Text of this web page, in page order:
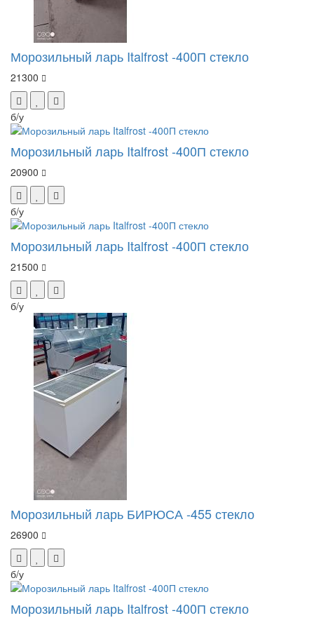
Морозильный ларь Italfrost -400П стекло
21300
б/у
Морозильный ларь Italfrost -400П стекло
20900
б/у
Морозильный ларь Italfrost -400П стекло
21500
б/у
Морозильный ларь БИРЮСА -455 стекло
26900
б/у
Морозильный ларь Italfrost -400П стекло